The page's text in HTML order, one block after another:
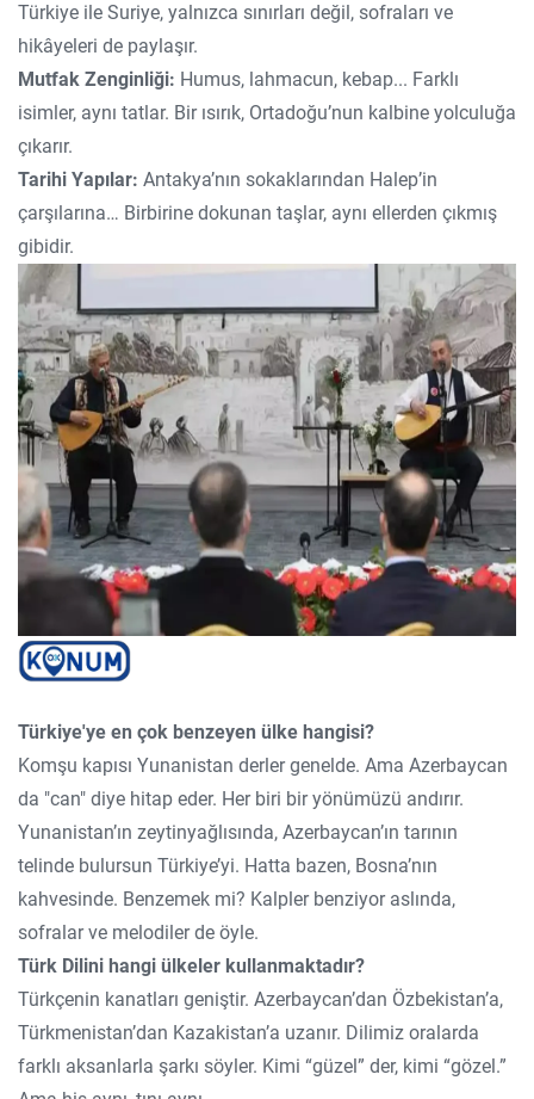
Türkiye ile Suriye, yalnızca sınırları değil, sofraları ve
hikâyeleri de paylaşır.
Mutfak Zenginliği: Humus, lahmacun, kebap... Farklı
isimler, aynı tatlar. Bir ısırık, Ortadoğu’nun kalbine yolculuğa
çıkarır.
Tarihi Yapılar: Antakya’nın sokaklarından Halep’in
çarşılarına… Birbirine dokunan taşlar, aynı ellerden çıkmış
gibidir.
Türkiye'ye en çok benzeyen ülke hangisi?
Komşu kapısı Yunanistan derler genelde. Ama Azerbaycan
da "can" diye hitap eder. Her biri bir yönümüzü andırır.
Yunanistan’ın zeytinyağlısında, Azerbaycan’ın tarının
telinde bulursun Türkiye’yi. Hatta bazen, Bosna’nın
kahvesinde. Benzemek mi? Kalpler benziyor aslında,
sofralar ve melodiler de öyle.
Türk Dilini hangi ülkeler kullanmaktadır?
Türkçenin kanatları geniştir. Azerbaycan’dan Özbekistan’a,
Türkmenistan’dan Kazakistan’a uzanır. Dilimiz oralarda
farklı aksanlarla şarkı söyler. Kimi “güzel” der, kimi “gözel.”